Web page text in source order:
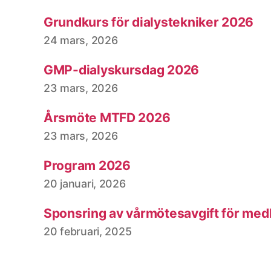
Grundkurs för dialystekniker 2026
24 mars, 2026
GMP-dialyskursdag 2026
23 mars, 2026
Årsmöte MTFD 2026
23 mars, 2026
Program 2026
20 januari, 2026
Sponsring av vårmötesavgift för
20 februari, 2025